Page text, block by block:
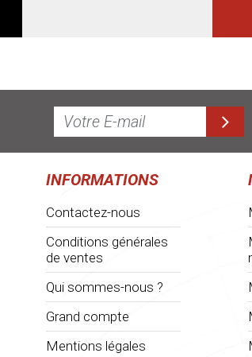
INFORMATIONS
Contactez-nous
Conditions générales
de ventes
Qui sommes-nous ?
Grand compte
Mentions légales